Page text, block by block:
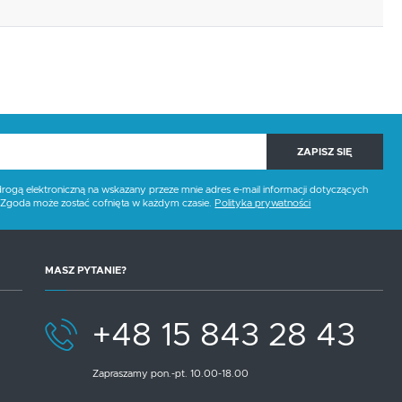
ZAPISZ SIĘ
elektroniczną na wskazany przeze mnie adres e-mail informacji dotyczących
może zostać cofnięta w każdym czasie. Polityka prywatności
MASZ PYTANIE?
+48 15 843 28 43
Zapraszamy pon.-pt. 10.00-18.00